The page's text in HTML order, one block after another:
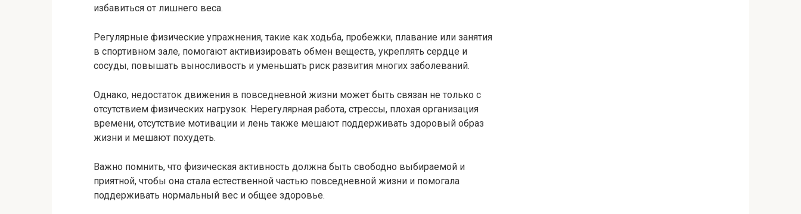
избавиться от лишнего веса.
Регулярные физические упражнения, такие как ходьба, пробежки, плавание или занятия
в спортивном зале, помогают активизировать обмен веществ, укреплять сердце и
сосуды, повышать выносливость и уменьшать риск развития многих заболеваний.
Однако, недостаток движения в повседневной жизни может быть связан не только с
отсутствием физических нагрузок. Нерегулярная работа, стрессы, плохая организация
времени, отсутствие мотивации и лень также мешают поддерживать здоровый образ
жизни и мешают похудеть.
Важно помнить, что физическая активность должна быть свободно выбираемой и
приятной, чтобы она стала естественной частью повседневной жизни и помогала
поддерживать нормальный вес и общее здоровье.